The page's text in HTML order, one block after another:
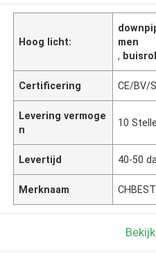
Hoog licht:
men
,
Certificering CE/BV/
Levering vermoge
n
10
Levertijd 40-50
Merknaam CHBEST